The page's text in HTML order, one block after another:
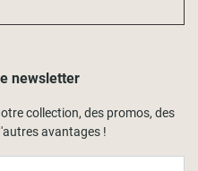
newsletter
collection, des promos, des
avantages !